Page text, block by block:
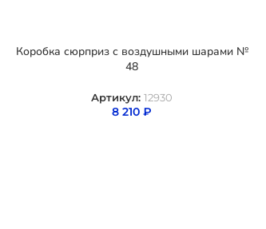
Коробка сюрприз с воздушными шарами №
48
Артикул: 12930
8 210 ₽